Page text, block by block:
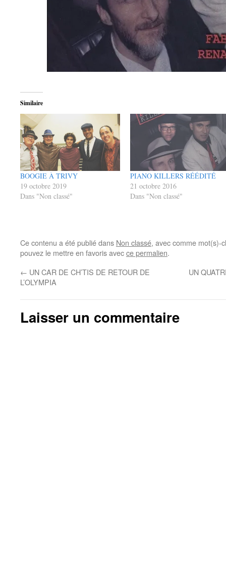
Similaire
BOOGIE À TRIVY
19 octobre 2019
Dans "Non classé"
PIANO KILLERS RÉÉDITÉ
21 octobre 2016
Dans "Non classé"
Ce contenu a été publié dans Non classé, avec comme mot(s)-
pouvez le mettre en favoris avecce permalien.
← UN CAR DE CH’TIS DE RETOUR DE
L’OLYMPIA
UN
Laisser un commentaire